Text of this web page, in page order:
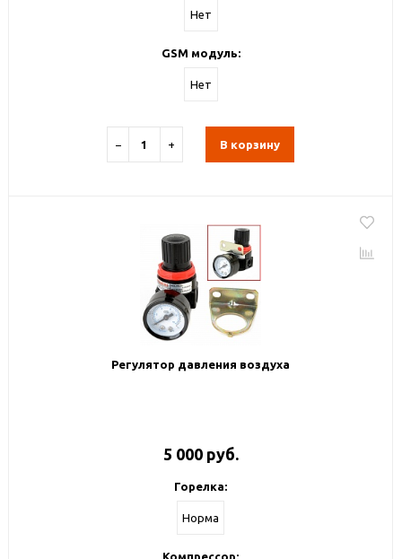
Нет
GSM модуль:
Нет
− + В корзину
Регулятор давления воздуха
5 000 руб.
Горелка:
Норма
Компрессор: